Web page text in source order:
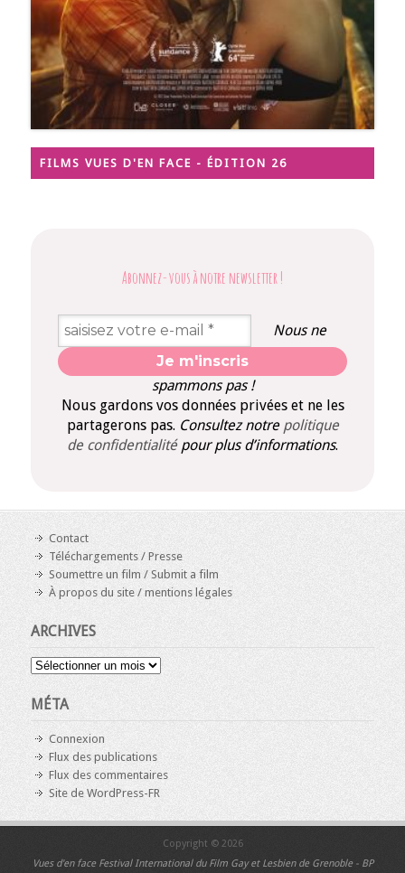
FILMS VUES D'EN FACE - ÉDITION 26
Abonnez-vous à notre newsletter !
Nous ne
spammons pas !
Nous gardons vos données privées et ne les
partagerons pas. Consultez notre politique
de confidentialité pour plus d’informations.
Contact
Téléchargements / Presse
Soumettre un film / Submit a film
À propos du site / mentions légales
ARCHIVES
Archives
MÉTA
Connexion
Flux des publications
Flux des commentaires
Site de WordPress-FR
Copyright © 2026
Vues d'en faceFestival International du Film Gay et Lesbien de Grenoble - BP